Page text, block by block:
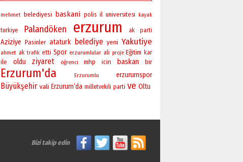
mehmet belediyesi baskani polis il universitesi kayak
turkiye Palandöken erzurum ak parti
Aziziye Pasinler ataturk belediye yeni Yakutiye
ahmet ak trafik etti Spor erzurumlular ali proje Eğitim kar
ile oldu ziyaret öğrenci mhp icin baskan bir
Erzurum'da Erzurumlu erzurumspor
Büyükşehir vali Erzurum’da milletvekili parti ve Oltu
Bizi takip edin